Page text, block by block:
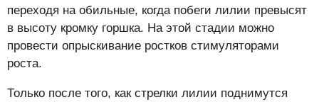
переходя на обильные, когда побеги лилии превысят
в высоту кромку горшка. На этой стадии можно
провести опрыскивание ростков стимуляторами
роста.
Только после того, как стрелки лилии поднимутся